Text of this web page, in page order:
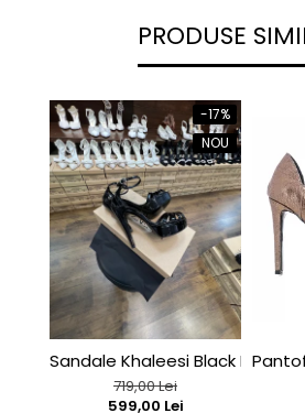
PRODUSE
-17%
NOU
Sandale Khaleesi Black Patent
719,00 Lei
599,00 Lei